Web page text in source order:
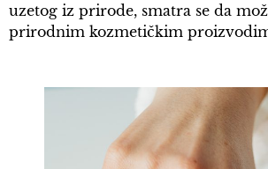
uzetog iz prirode, smatra se da
prirodnim kozmetičkim